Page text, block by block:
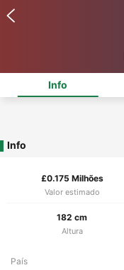
Info
Info
£0.175 Milhões
Valor estimado
182 cm
Altura
País